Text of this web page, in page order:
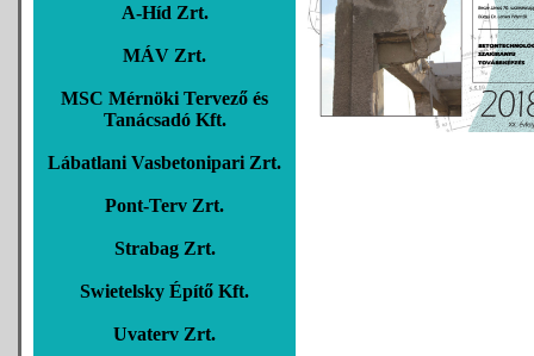
A-Híd Zrt.
MÁV Zrt.
MSC Mérnöki Tervező és
Tanácsadó Kft.
Lábatlani Vasbetonipari Zrt.
Pont-Terv Zrt.
Strabag Zrt.
Swietelsky Építő Kft.
Uvaterv Zrt.